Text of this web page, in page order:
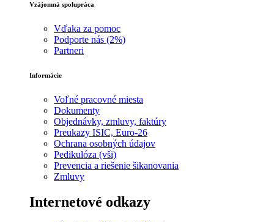
Vzájomná spolupráca
Vďaka za pomoc
Podporte nás (2%)
Partneri
Informácie
Voľné pracovné miesta
Dokumenty
Objednávky, zmluvy, faktúry
Preukazy ISIC, Euro-26
Ochrana osobných údajov
Pedikulóza (vši)
Prevencia a riešenie šikanovania
Zmluvy
Internetové odkazy